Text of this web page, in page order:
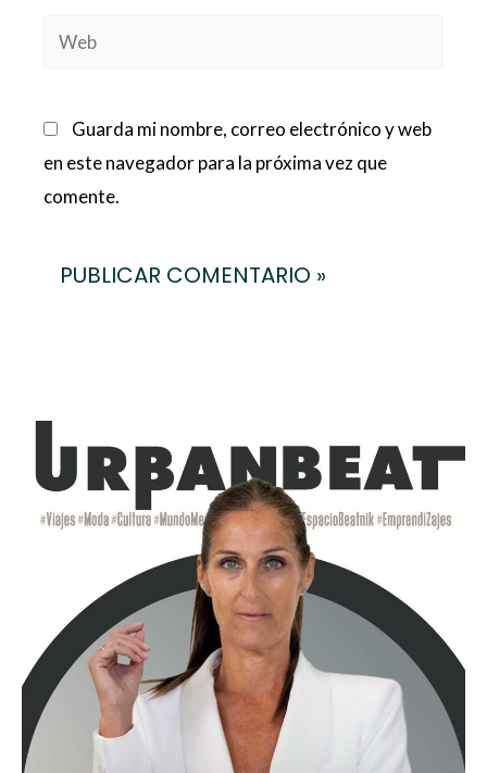
Web
Guarda mi nombre, correo electrónico y web
en este navegador para la próxima vez que
comente.